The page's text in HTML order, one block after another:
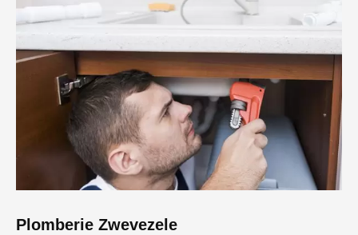
Plomberie Zwevezele